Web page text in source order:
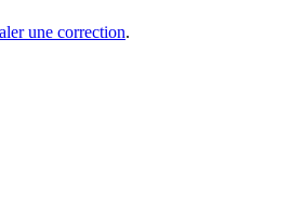
une correction.